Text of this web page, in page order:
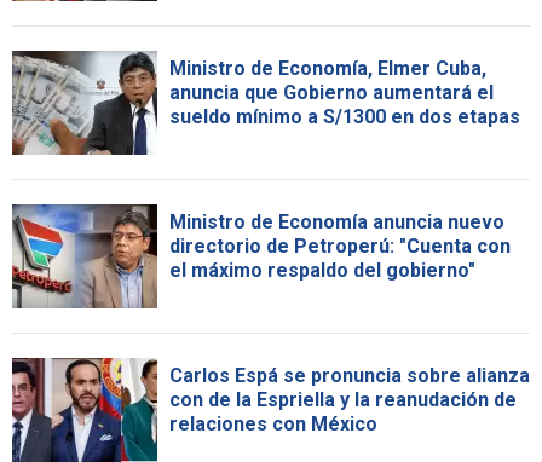
Ministro de Economía, Elmer Cuba,
anuncia que Gobierno aumentará el
sueldo mínimo a S/1300 en dos etapas
Ministro de Economía anuncia nuevo
directorio de Petroperú: "Cuenta con
el máximo respaldo del gobierno"
Carlos Espá se pronuncia sobre alianza
con de la Espriella y la reanudación de
relaciones con México